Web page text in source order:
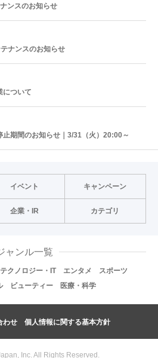
ンスのお知らせ
ナンスのお知らせ
について
止期間のお知らせ｜3/31（火）20:00～
イベント キャンペーン
企業・IR カテゴリ
ャンル一覧
テクノロジー・IT エンタメ
スポーツ
ビューティー 医療・科学
わせ 個人情報に関する基本方針
Inc. All Rights Reserved.